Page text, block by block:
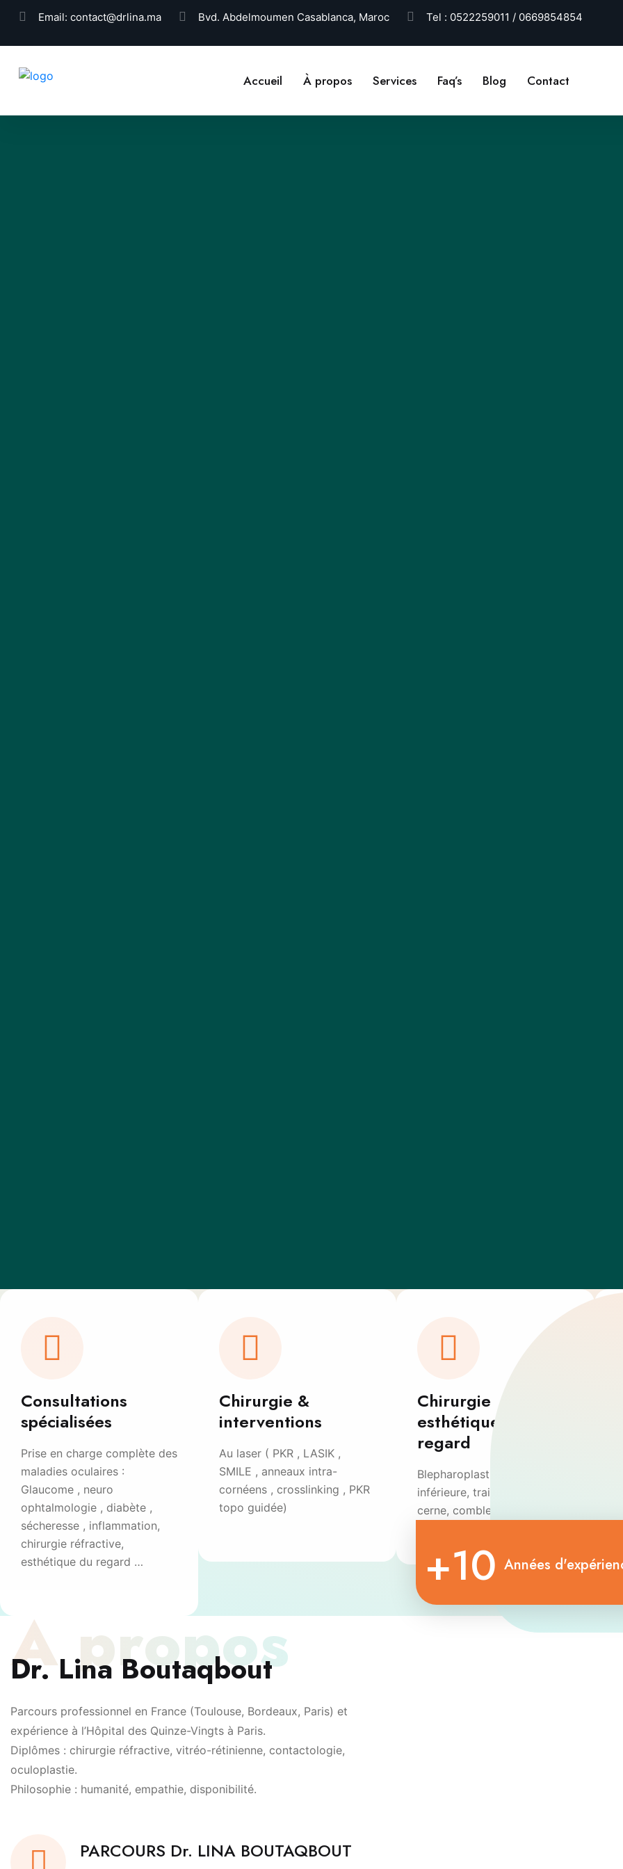
Email: contact@drlina.ma Bvd. Abdelmoumen Casablanca, Maroc Tel : 0522259011 / 0669854854
Accueil À propos Services Faq’s Blog Contact
Consultations
spécialisées
Prise en charge complète des
maladies oculaires :
Glaucome , neuro
ophtalmologie , diabète ,
sécheresse , inflammation,
chirurgie réfractive,
esthétique du regard …
Chirurgie &
interventions
Au laser ( PKR , LASIK ,
SMILE , anneaux intra-
cornéens , crosslinking , PKR
topo guidée)
Chirurgie
esthétique du
regard
Blepharoplastie supérieure et
inférieure, traitement du
cerne, comblement…
À propos
Dr. Lina Boutaqbout
Parcours professionnel en France (Toulouse, Bordeaux, Paris) et
expérience à l’Hôpital des Quinze-Vingts à Paris.
Diplômes : chirurgie réfractive, vitréo-rétinienne, contactologie,
oculoplastie.
Philosophie : humanité, empathie, disponibilité.
PARCOURS Dr. LINA BOUTAQBOUT
+10 Années